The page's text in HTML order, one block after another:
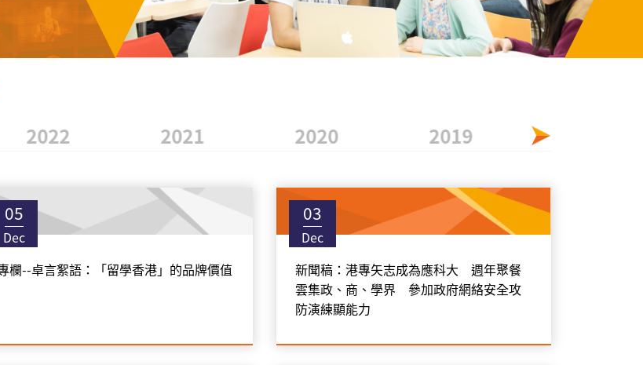
2022 2021 2020 2019
05
Dec
欄--卓言絮語：「留學香港」的品牌價值
03
Dec
新聞稿：港專矢志成為應科大 週年聚餐
雲集政、商、學界 參加政府網絡安全攻
防演練顯能力